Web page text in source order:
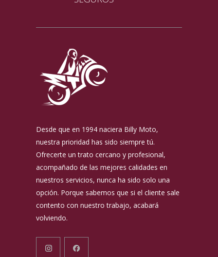
Desde que en 1994 naciera Billy Moto,
nuestra prioridad has sido siempre tú.
Ofrecerte un trato cercano y profesional,
acompañado de las mejores calidades en
nuestros servicios, nunca ha sido solo una
opción. Porque sabemos que si el cliente sale
contento con nuestro trabajo, acabará
volviendo.